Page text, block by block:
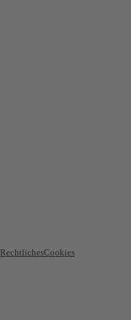
RechtlichesCookies